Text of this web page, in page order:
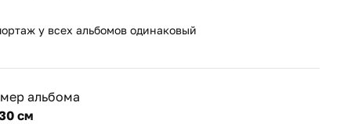
у всех альбомов одинаковый
альбома
см